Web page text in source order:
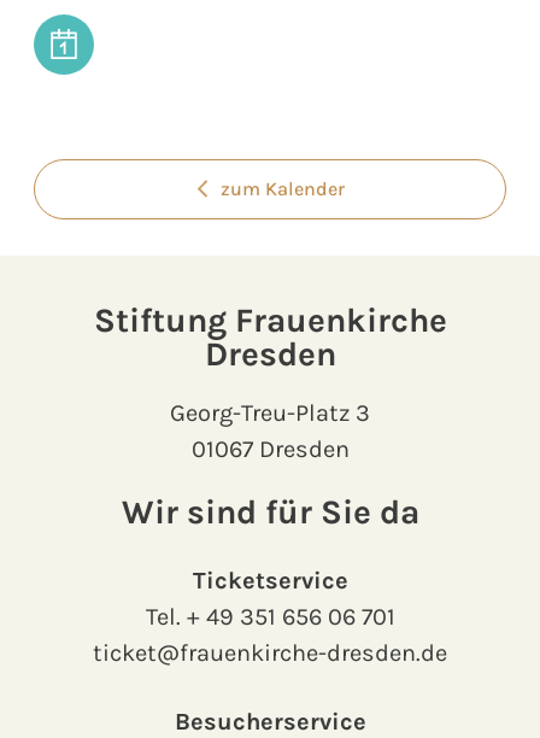
zum Kalender
Stiftung Frauenkirche
Dresden
Georg-Treu-Platz 3
01067 Dresden
Wir sind für Sie da
Ticketservice
Tel. + 49 351 656 06 701
ticket@frauenkirche-dresden.de
Besucherservice